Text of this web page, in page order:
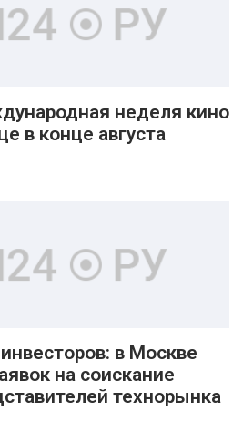
неделя кино
в конце августа
в Москве
на соискание
технорынка